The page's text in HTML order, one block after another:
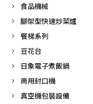
食品機械
腳架型快速炒菜爐
餐梯系列
豆花台
日象電子煮飯鍋
商用封口機
真空機包裝設備